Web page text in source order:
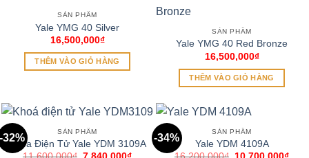
SẢN PHẨM
Yale YMG 40 Silver
16,500,000₫
THÊM VÀO GIỎ HÀNG
SẢN PHẨM
Yale YMG 40 Red Bronze
16,500,000₫
THÊM VÀO GIỎ HÀNG
-32%
SẢN PHẨM
Khóa Điện Tử Yale YDM 3109A
Giá Giá
-34%
SẢN PHẨM
Yale YDM 4109A
Giá Giá